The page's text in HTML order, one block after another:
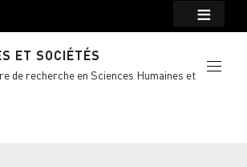
ET SOCIÉTÉS
de recherche en Sciences Humaines et